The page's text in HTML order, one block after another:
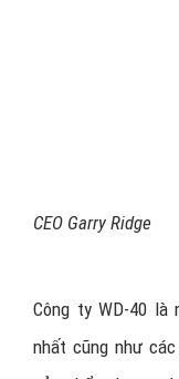
CEO Garry Ridge
Công ty WD-40 là
nhất cũng như